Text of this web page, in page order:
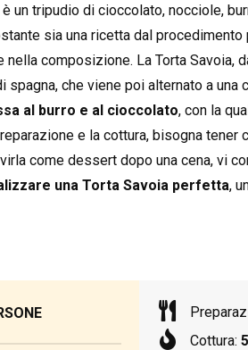
è un tripudio di cioccolato, nocciole,
sia una ricetta dal
nella composizione. La Torta Savoia,
che viene poi alternato a una
al burro e al cioccolato, con la
e la cottura, bisogna
come dessert dopo una cena, vi
una Torta Savoia perfetta,
Cottura: